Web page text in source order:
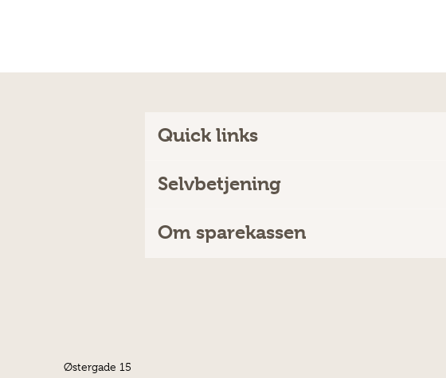
Quick links
Selvbetjening
Om sparekassen
Østergade 15